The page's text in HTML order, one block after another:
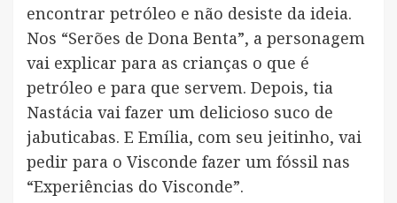
encontrar petróleo e não desiste da ideia.
Nos “Serões de Dona Benta”, a personagem
vai explicar para as crianças o que é
petróleo e para que servem. Depois, tia
Nastácia vai fazer um delicioso suco de
jabuticabas. E Emília, com seu jeitinho, vai
pedir para o Visconde fazer um fóssil nas
“Experiências do Visconde”.